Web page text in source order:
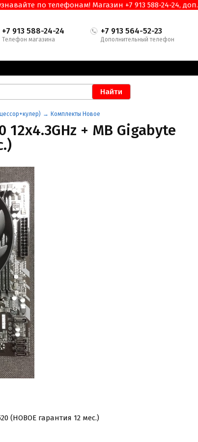
по телефонам! Магазин +7 913 588-24-24, доп.
+7 913 588-24-24
Телефон магазина
+7 913 564-52-23
Дополнительный телефон
Комплекты Новое
12x4.3GHz + MB Gigabyte
(НОВОЕ гарантия 12 мес.)